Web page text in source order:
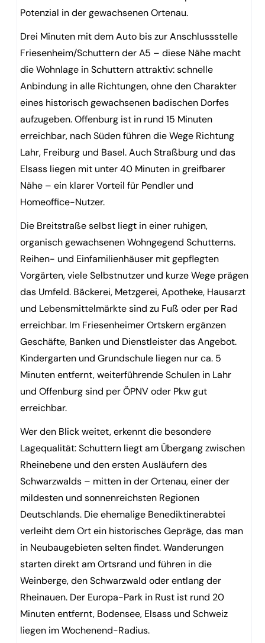
Potenzial in der gewachsenen Ortenau.
Drei Minuten mit dem Auto bis zur Anschlussstelle
Friesenheim/Schuttern der A5 – diese Nähe macht
die Wohnlage in Schuttern attraktiv: schnelle
Anbindung in alle Richtungen, ohne den Charakter
eines historisch gewachsenen badischen Dorfes
aufzugeben. Offenburg ist in rund 15 Minuten
erreichbar, nach Süden führen die Wege Richtung
Lahr, Freiburg und Basel. Auch Straßburg und das
Elsass liegen mit unter 40 Minuten in greifbarer
Nähe – ein klarer Vorteil für Pendler und
Homeoffice-Nutzer.
Die Breitstraße selbst liegt in einer ruhigen,
organisch gewachsenen Wohngegend Schutterns.
Reihen- und Einfamilienhäuser mit gepflegten
Vorgärten, viele Selbstnutzer und kurze Wege prägen
das Umfeld. Bäckerei, Metzgerei, Apotheke, Hausarzt
und Lebensmittelmärkte sind zu Fuß oder per Rad
erreichbar. Im Friesenheimer Ortskern ergänzen
Geschäfte, Banken und Dienstleister das Angebot.
Kindergarten und Grundschule liegen nur ca. 5
Minuten entfernt, weiterführende Schulen in Lahr
und Offenburg sind per ÖPNV oder Pkw gut
erreichbar.
Wer den Blick weitet, erkennt die besondere
Lagequalität: Schuttern liegt am Übergang zwischen
Rheinebene und den ersten Ausläufern des
Schwarzwalds – mitten in der Ortenau, einer der
mildesten und sonnenreichsten Regionen
Deutschlands. Die ehemalige Benediktinerabtei
verleiht dem Ort ein historisches Gepräge, das man
in Neubaugebieten selten findet. Wanderungen
starten direkt am Ortsrand und führen in die
Weinberge, den Schwarzwald oder entlang der
Rheinauen. Der Europa-Park in Rust ist rund 20
Minuten entfernt, Bodensee, Elsass und Schweiz
liegen im Wochenend-Radius.